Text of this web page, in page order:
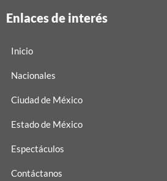
Enlaces de interés
Inicio
Nacionales
Ciudad de México
Estado de México
Espectáculos
Contáctanos